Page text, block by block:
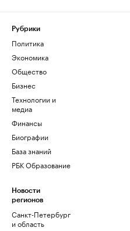
Рубрики
Политика
Экономика
Общество
Бизнес
Технологии и
медиа
Финансы
Биографии
База знаний
РБК Образование
Новости
регионов
Санкт-Петербург
и область